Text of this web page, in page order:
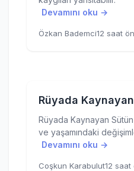
Devamını oku →
Özkan Bademci12 saat
Rüyada
Rüyada Kaynayan
ve yaşamındaki
Devamını oku →
Coşkun Karabulut12 saat